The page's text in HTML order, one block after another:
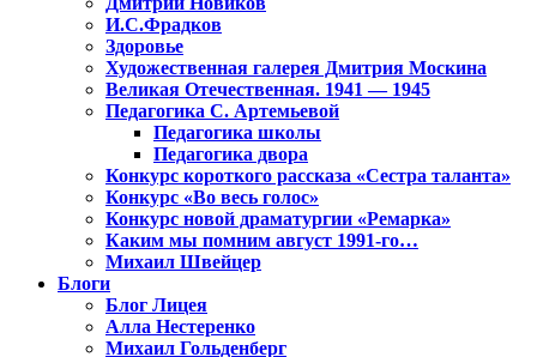
И.С.Фрадков
Здоровье
Художественная галерея Дмитрия Москина
Великая Отечественная. 1941 — 1945
Педагогика С. Артемьевой
Педагогика школы
Педагогика двора
Конкурс короткого рассказа «Сестра таланта»
Конкурс «Во весь голос»
Конкурс новой драматургии «Ремарка»
Каким мы помним август 1991-го…
Михаил Швейцер
Блоги
Блог Лицея
Алла Нестеренко
Михаил Гольденберг